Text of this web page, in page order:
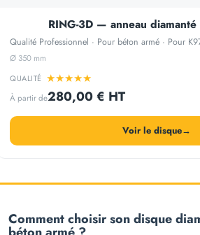
RING-3D — anneau diamanté
Qualité Professionnel · Pour béton armé · Pour
Ø 350 mm
QUALITÉ ★★★★★
À partir de280,00 € HT
Voir le disque→
Comment choisir son disque